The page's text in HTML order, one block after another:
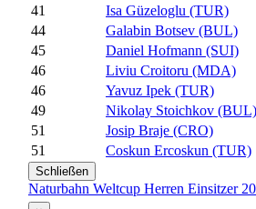
41
Isa Güzeloglu (TUR)
44
Galabin Botsev (BUL)
45
Daniel Hofmann (SUI)
46
Liviu Croitoru (MDA)
46
Yavuz Ipek (TUR)
49
Nikolay Stoichkov (BUL)
51
Josip Braje (CRO)
51
Coskun Ercoskun (TUR)
Schließen
Naturbahn Weltcup Herren Einsitzer